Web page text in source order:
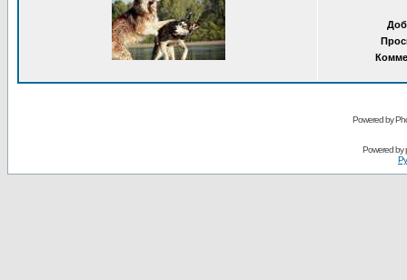
Powered by
Powered by